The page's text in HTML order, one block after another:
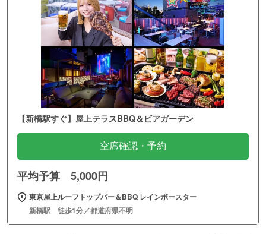
【新橋駅すぐ】屋上テラスBBQ＆ビアガーデン
空席確認・予約
平均予算 5,000円
東京屋上ルーフトップバー＆BBQ レインボースター
新橋駅 徒歩1分／都道府県不明